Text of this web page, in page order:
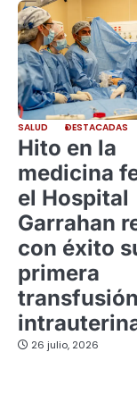
SALUD DESTACADAS
Hito en la
medicina
el Hospital
Garrahan
con éxito
primera
transfusión
26 julio, 2026